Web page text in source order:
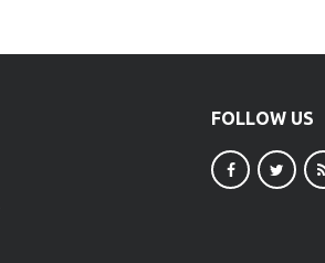
FOLLOW US